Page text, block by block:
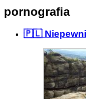
pornografia
🇵🇱 Niepewni